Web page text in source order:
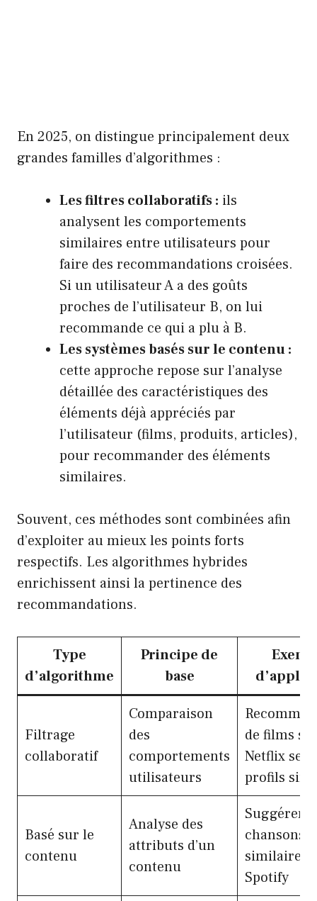
En 2025, on distingue principalement deux
grandes familles d’algorithmes :
Les filtres collaboratifs : ils
analysent les comportements
similaires entre utilisateurs pour
faire des recommandations croisées.
Si un utilisateur A a des goûts
proches de l’utilisateur B, on lui
recommande ce qui a plu à B.
Les systèmes basés sur le contenu :
cette approche repose sur l’analyse
détaillée des caractéristiques des
éléments déjà appréciés par
l’utilisateur (films, produits, articles),
pour recommander des éléments
similaires.
Souvent, ces méthodes sont combinées afin
d’exploiter au mieux les points forts
respectifs. Les algorithmes hybrides
enrichissent ainsi la pertinence des
recommandations.
Type
d’algorithme
Principe de
base
Filtrage
collaboratif
Comparaison
des
comportements
utilisateurs
de films
Netflix
profils
Basé sur le
contenu
Analyse des
attributs d’un
contenu
Suggérer
chansons
similaires
Spotify